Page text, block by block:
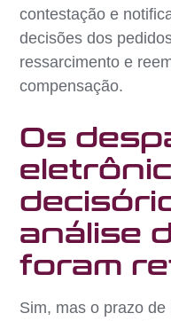
contestação e
decisões dos
ressarcimento e
compensação.
Os
análise
foram
Sim, mas o prazo